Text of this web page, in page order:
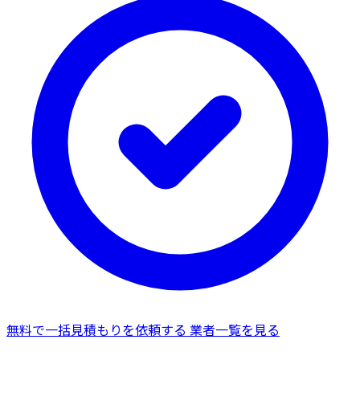
無料で一括見積もりを依頼する 業者一覧を見る